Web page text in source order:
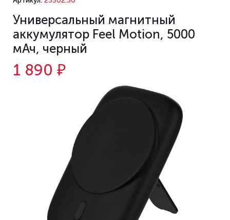
Универсальный магнитный
аккумулятор Feel Motion, 5000
мАч, черный
1 890 ₽